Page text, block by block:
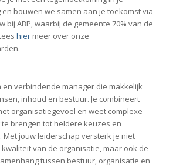
bouwen we samen aan je toekomst via
bij ABP, waarbij de gemeente 70% van de
hiermeer over onze
en verbindende manager die makkelijk
inhoud en bestuur. Je combineert
organisatiegevoel en weet complexe
brengen tot heldere keuzes en
Met jouw leiderschap versterk je niet
van de organisatie, maar ook de
tussen bestuur, organisatie en